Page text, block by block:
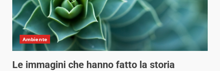
Ambiente
Le immagini che hanno fatto la storia